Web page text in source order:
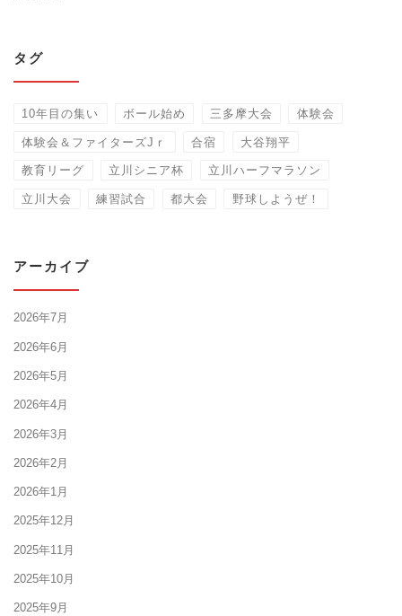
タグ
10年目の集い ボール始め 三多摩大会 体験会
体験会＆ファイターズJｒ 合宿 大谷翔平
教育リーグ 立川シニア杯 立川ハーフマラソン
立川大会 練習試合 都大会 野球しようぜ！
アーカイブ
2026年7月
2026年6月
2026年5月
2026年4月
2026年3月
2026年2月
2026年1月
2025年12月
2025年11月
2025年10月
2025年9月